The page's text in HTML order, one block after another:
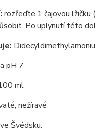
rozřeďte 1 čajovou lžičku
Po uplynutí této
pH 7
ml
nežíravé.
Švédsku.